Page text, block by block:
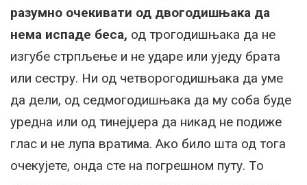
разумно очекивати од двогодишњака да
нема испаде беса, од трогодишњака да не
изгубе стрпљење и не ударе или уједу брата
или сестру. Ни од четворогодишњака да уме
да дели, од седмогодишњака да му соба буде
уредна или од тинејџера да никад не подиже
глас и не лупа вратима. Ако било шта од тога
очекујете, онда сте на погрешном путу. То